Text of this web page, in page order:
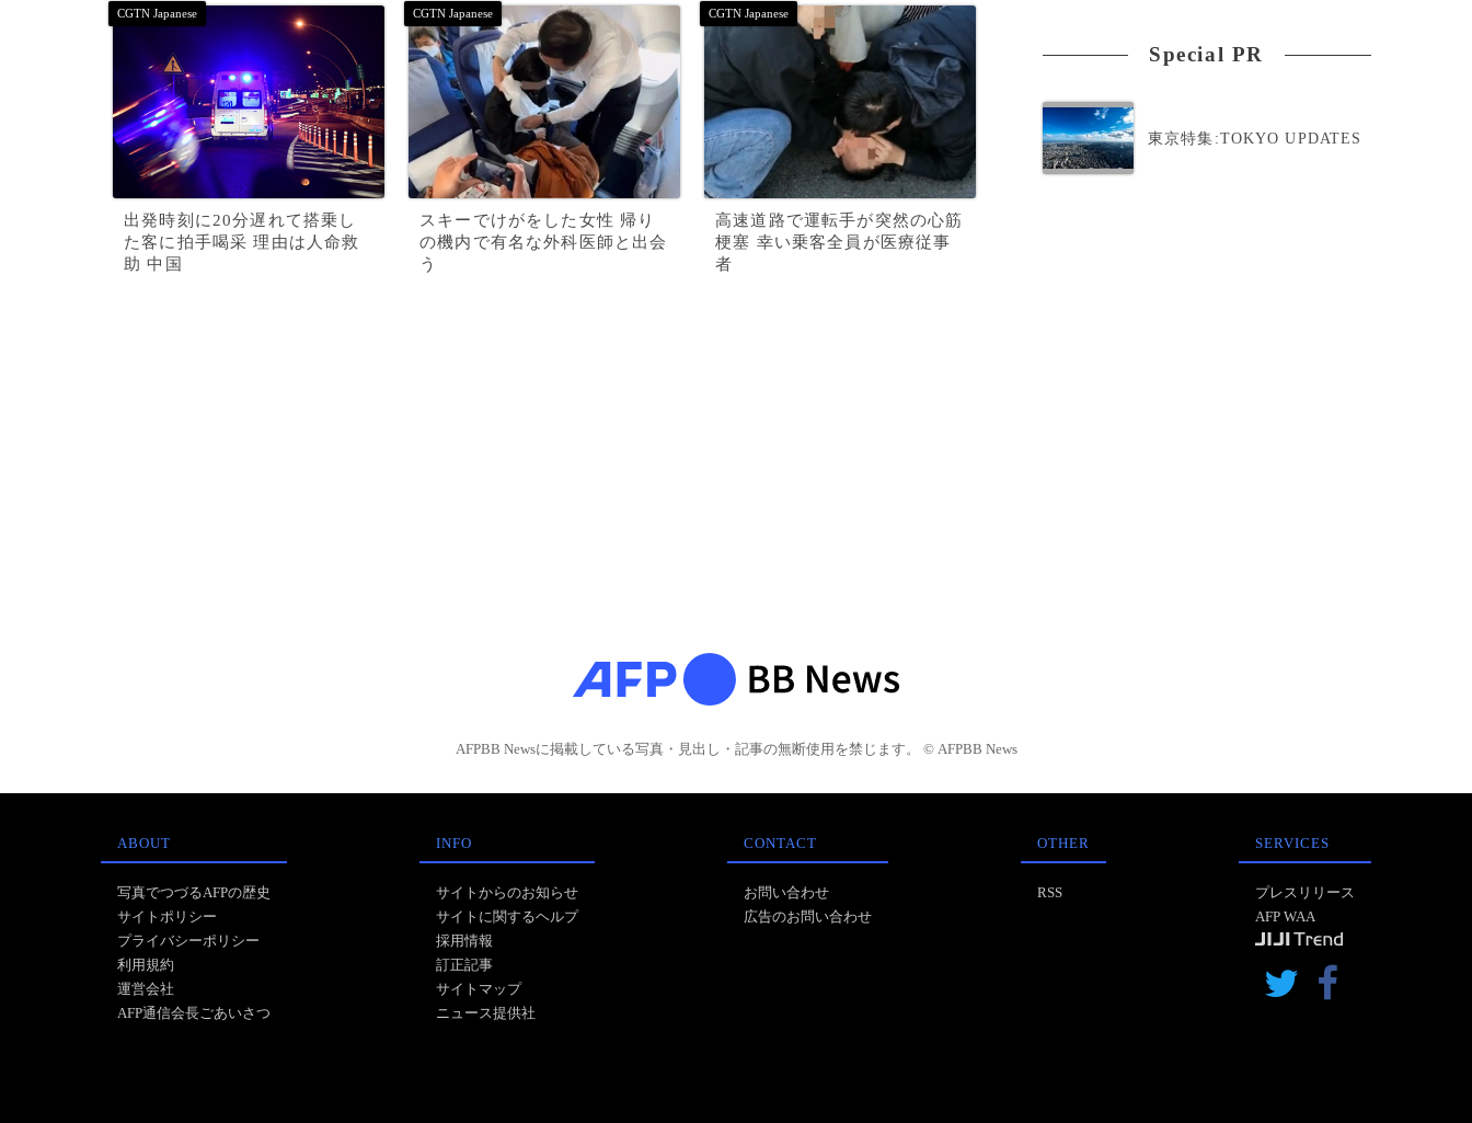
出発時刻に20分遅れて搭乗し
た客に拍手喝采 理由は人命救
助 中国
スキーでけがをした女性 帰り
の機内で有名な外科医師と出会
う
高速道路で運転手が突然の心筋
梗塞 幸い乗客全員が医療従事
者
Special PR
東京特集:TOKYO UPDATES
AFPBB Newsに掲載している写真・見出し・記事の無断使用を禁じます。 © AFPBB News
ABOUT
写真でつづるAFPの歴史
サイトポリシー
プライバシーポリシー
利用規約
運営会社
AFP通信会長ごあいさつ
INFO
サイトからのお知らせ
サイトに関するヘルプ
採用情報
訂正記事
サイトマップ
ニュース提供社
CONTACT
お問い合わせ
広告のお問い合わせ
OTHER
RSS
SERVICES
プレスリリース
AFP WAA